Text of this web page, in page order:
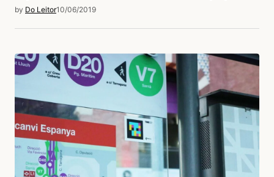
by Do Leitor10/06/2019